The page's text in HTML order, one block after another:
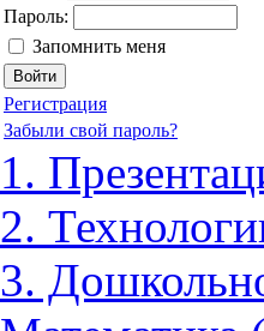
Пароль:
Запомнить меня
Регистрация
Забыли свой пароль?
1.
2.
3.